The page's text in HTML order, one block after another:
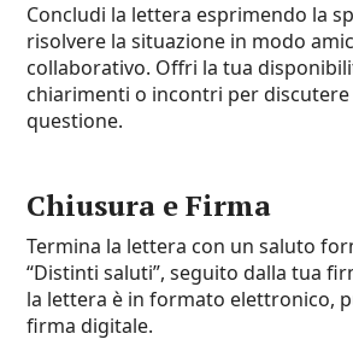
Concludi la lettera esprimendo la
risolvere la situazione in modo
collaborativo. Offri la tua
chiarimenti o incontri per
questione.
Chiusura e Firma
Termina la lettera con un saluto
“Distinti saluti”, seguito dalla tua
la lettera è in formato elettronico,
firma digitale.